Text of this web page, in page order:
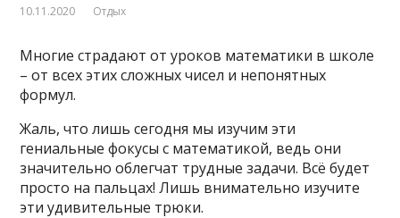
10.11.2020 Отдых
Многие страдают от уроков математики в школе
– от всех этих сложных чисел и непонятных
формул.
Жаль, что лишь сегодня мы изучим эти
гениальные фокусы с математикой, ведь они
значительно облегчат трудные задачи. Всё будет
просто на пальцах! Лишь внимательно изучите
эти удивительные трюки.